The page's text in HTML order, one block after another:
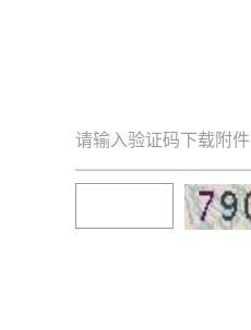
请输入验证码下载附件